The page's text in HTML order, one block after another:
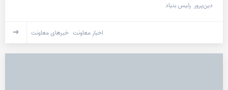
دین‌پرور رئیس بنیاد
اخبار معاونت خبرهای معاونت